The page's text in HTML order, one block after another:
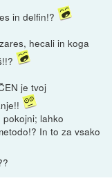
in delfin!?
hecali in koga
je tvoj
lahko
In to za vsako